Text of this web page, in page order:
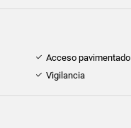
Acceso pavimentado
Vigilancia